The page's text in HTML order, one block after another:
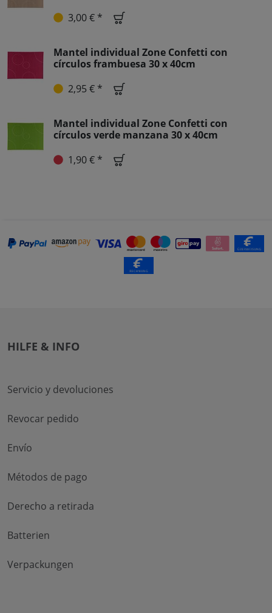
3,00 € *
Mantel individual Zone Confetti con
círculos frambuesa 30 x 40cm
2,95 € *
Mantel individual Zone Confetti con
círculos verde manzana 30 x 40cm
1,90 € *
HILFE & INFO
Servicio y devoluciones
Revocar pedido
Envío
Métodos de pago
Derecho a retirada
Batterien
Verpackungen